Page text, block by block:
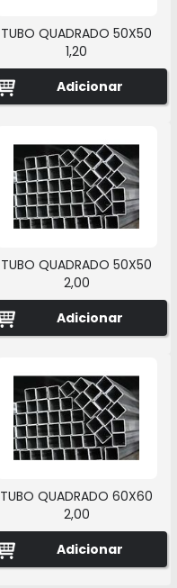
TUBO QUADRADO 50X50
1,20
Adicionar
TUBO QUADRADO 50X50
2,00
Adicionar
TUBO QUADRADO 60X60
2,00
Adicionar